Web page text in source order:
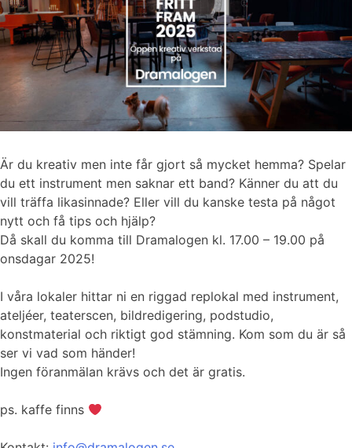
Är du kreativ men inte får gjort så mycket hemma? Spelar
du ett instrument men saknar ett band? Känner du att du
vill träffa likasinnade? Eller vill du kanske testa på något
nytt och få tips och hjälp?
Då skall du komma till Dramalogen kl. 17.00 – 19.00 på
onsdagar 2025!
I våra lokaler hittar ni en riggad replokal med instrument,
ateljéer, teaterscen, bildredigering, podstudio,
konstmaterial och riktigt god stämning. Kom som du är så
ser vi vad som händer!
Ingen föranmälan krävs och det är gratis.
ps. kaffe finns